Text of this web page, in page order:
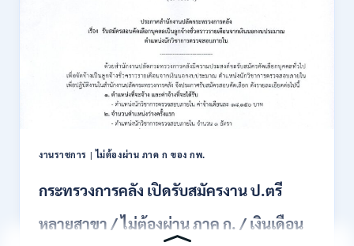
2569
รับ
สอบ
แข่งขัน
เพื่อ
บรรจุ
เป็น
44
/
และ
งานราชการ |ไม่ต้องผ่าน ภาค ก ของ กพ.
กระทรวงการคลัง เปิดรับสมัครงาน ป.ตรี
หลายสาขา / ไม่ต้องผ่าน ภาค ก. / เงินเดือน